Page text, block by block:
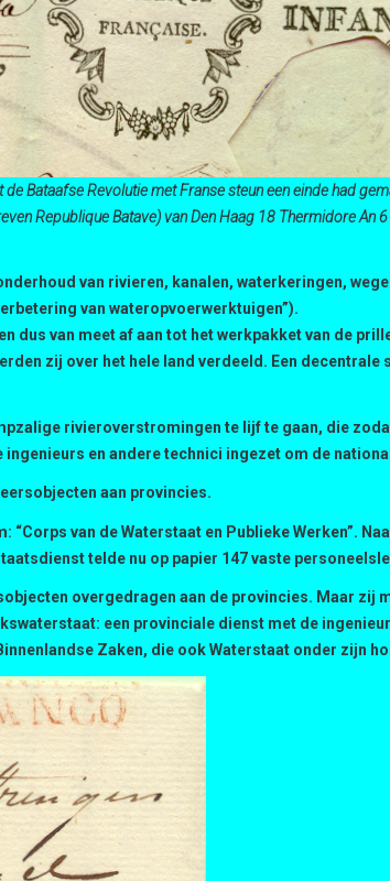
Bataafse Revolutie met Franse steun een einde had
Republique Batave) van Den Haag 18 Thermidore
van rivieren, kanalen, waterkeringen,
van wateropvoerwerktuigen”).
van meet af aan tot het werkpakket van de
zij over het hele land verdeeld. Een
rivieroverstromingen te lijf te gaan, die
en andere technici ingezet om de
aan provincies.
van de Waterstaat en Publieke Werken”.
telde nu op papier 147 vaste
overgedragen aan de provincies. Maar zij
een provinciale dienst met de
Zaken, die ook Waterstaat onder zijn